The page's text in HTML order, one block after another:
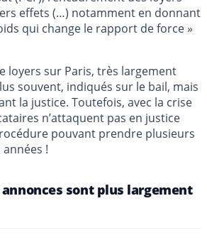
effets (…) notamment en donnant
qui change le rapport de force »
loyers sur Paris, très largement
souvent, indiqués sur le bail, mais
la justice. Toutefois, avec la crise
n’attaquent pas en justice
pouvant prendre plusieurs
!
sont plus largement